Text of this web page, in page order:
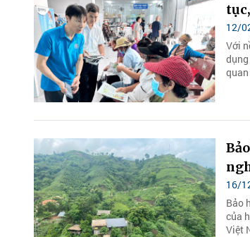
12/
Với
16/
Bảo
của
Việt